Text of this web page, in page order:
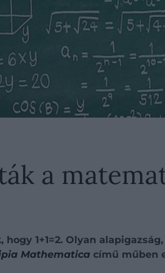
a
1+1=2. Olyan
Mathematica című műben